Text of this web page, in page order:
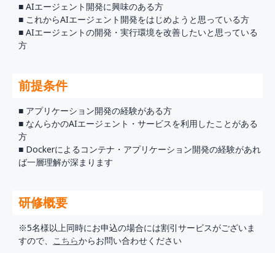
■ AIエージェント開発に興味のある方
■ これからAIエージェント開発をはじめようと思っている方
■ AIエージェントの開発・実行環境を改善したいと思っている
方
前提条件
■ アプリケーション開発の経験がある方
■ なんらかのAIエージェント・サービスを利用したことがある
方
■ Dockerによるコンテナ・アプリケーション開発の経験があれ
ば一層理解が深まります
研修概要
※5名様以上同時にお申込の場合には割引サービスがございま
すので、 こちらからお問い合わせください